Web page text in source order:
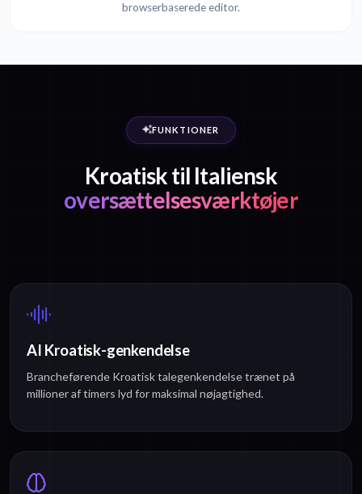
browserbaserede editor.
FUNKTIONER
Kroatisk til Italiensk
oversættelsesværktøjer
AI Kroatisk-genkendelse
Brancheførende Kroatisk talegenkendelse trænet på
millioner af timers lyd for maksimal nøjagtighed.